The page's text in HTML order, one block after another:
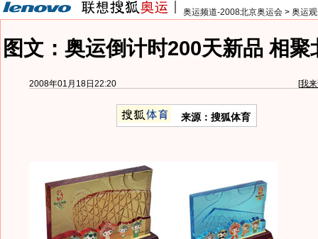
奥运频道-2008北京奥运会 > 奥运
图文：奥运倒计时200天新品 相
2008年01月18日22:20 [我
来源：搜狐体育